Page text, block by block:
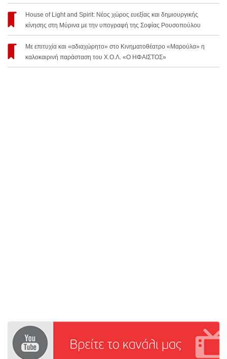
House of Light and Spirit: Νέος χώρος ευεξίας και δημιουργικής
κίνησης στη Μύρινα με την υπογραφή της Σοφίας Ρουσοπούλου
Με επιτυχία και «αδιαχώρητο» στο Κινηματοθέατρο «Μαρούλα» η
καλοκαιρινή παράσταση του Χ.Ο.Λ. «Ο ΗΦΑΙΣΤΟΣ»